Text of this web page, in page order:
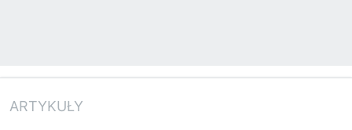
ARTYKUŁY